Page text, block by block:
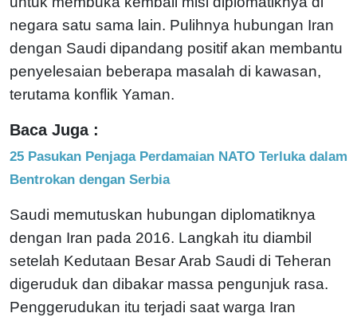
negara satu sama lain. Pulihnya hubungan Iran
dengan Saudi dipandang positif akan membantu
penyelesaian beberapa masalah di kawasan,
terutama konflik Yaman.
Baca Juga :
25 Pasukan Penjaga Perdamaian NATO Terluka dalam
Bentrokan dengan Serbia
Saudi memutuskan hubungan diplomatiknya
dengan Iran pada 2016. Langkah itu diambil
setelah Kedutaan Besar Arab Saudi di Teheran
digeruduk dan dibakar massa pengunjuk rasa.
Penggerudukan itu terjadi saat warga Iran